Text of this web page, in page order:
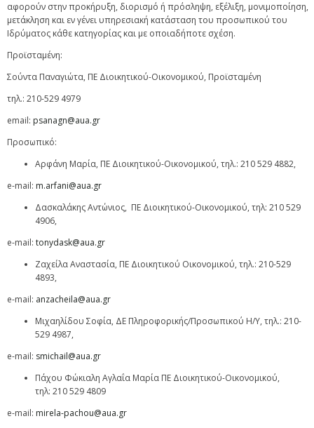
αφορούν στην προκήρυξη, διορισμό ή πρόσληψη, εξέλιξη, μονιμοποίηση,
μετάκληση και εν γένει υπηρεσιακή κατάσταση του προσωπικού του
Ιδρύματος κάθε κατηγορίας και με οποιαδήποτε σχέση.
Προϊσταμένη:
Σούντα Παναγιώτα, ΠΕ Διοικητικού-Οικονομικού, Προϊσταμένη
τηλ.: 210-529 4979
email: psanagn@aua.gr
Προσωπικό:
Αρφάνη Μαρία, ΠΕ Διοικητικού-Οικονομικού, τηλ.: 210 529 4882,
e-mail: m.arfani@aua.gr
Δασκαλάκης Αντώνιος, ΠΕ Διοικητικού-Οικονομικού, τηλ: 210 529
4906,
e-mail: tonydask@aua.gr
Ζαχείλα Αναστασία, ΠΕ Διοικητικού Οικονομικού, τηλ.: 210-529
4893,
e-mail: anzacheila@aua.gr
Μιχαηλίδου Σοφία, ΔΕ Πληροφορικής/Προσωπικού Η/Υ, τηλ.: 210-
529 4987,
e-mail: smichail@aua.gr
Πάχου Φώκιαλη Αγλαΐα Μαρία ΠΕ Διοικητικού-Οικονομικού,
τηλ: 210 529 4809
e-mail: mirela-pachou@aua.gr